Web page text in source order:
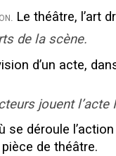
Le théâtre, l’art
de la scène.
d’un acte,
jouent l’acte
se déroule
de théâtre.